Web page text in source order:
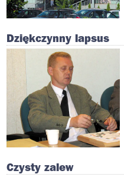
Dziękczynny lapsus
Czysty zalew